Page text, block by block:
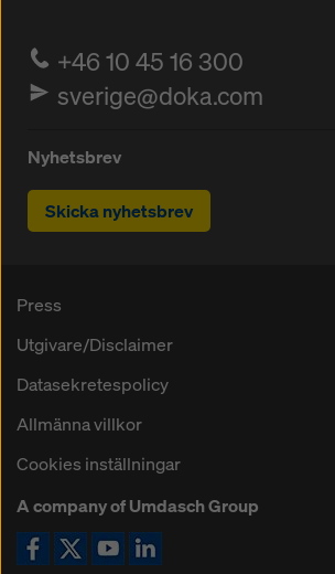
+46 10 45 16 300
sverige@doka.com
Nyhetsbrev
Skicka nyhetsbrev
Press
Utgivare/Disclaimer
Datasekretespolicy
Allmänna villkor
Cookies inställningar
A company of Umdasch Group
Ikon Facebook
Ikon XIkon YouTube
Ikon LinkedIn